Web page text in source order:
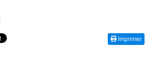
Imprimer